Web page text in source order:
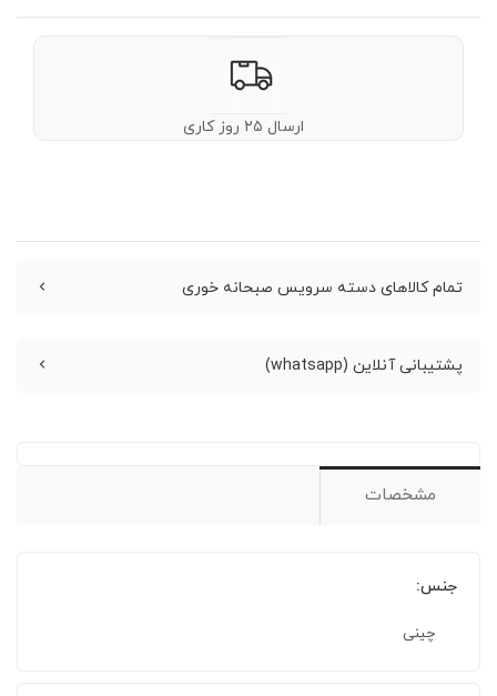
ارسال ۲۵ روز کاری
تمام کالاهای دسته سرویس صبحانه خوری
پشتیبانی آنلاین (whatsapp)
مشخصات
جنس:
چینی